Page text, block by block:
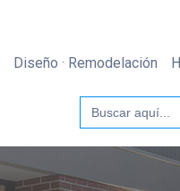
Diseño · Remodelación
Buscar: